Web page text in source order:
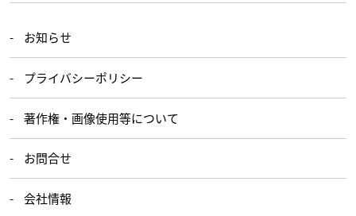
お知らせ
プライバシーポリシー
著作権・画像使用等について
お問合せ
会社情報